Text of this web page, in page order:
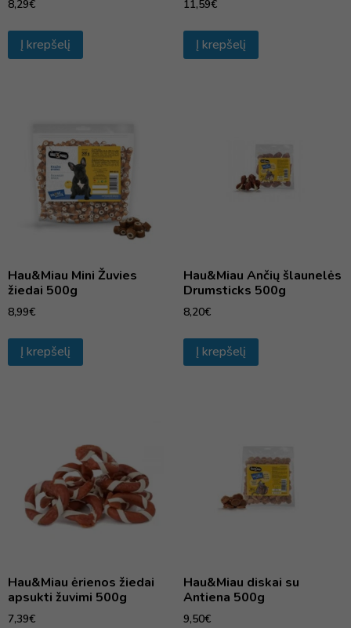
8,29€
Į krepšelį
11,59€
Į krepšelį
Hau&Miau Mini Žuvies
žiedai 500g
8,99€
Į krepšelį
Hau&Miau Ančių šlaunelės
Drumsticks 500g
8,20€
Į krepšelį
Hau&Miau ėrienos žiedai
apsukti žuvimi 500g
7,39€
Hau&Miau diskai su
Antiena 500g
9,50€